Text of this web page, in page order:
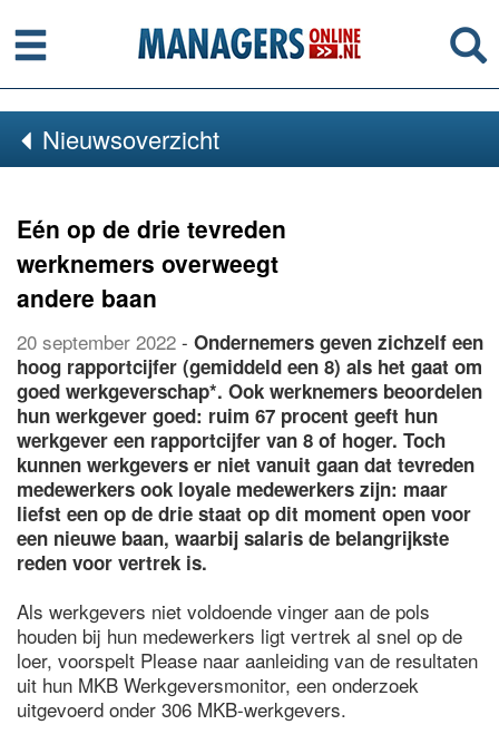
Menu
Nieuwsoverzicht
Eén op de drie tevreden
werknemers overweegt
andere baan
20 september 2022 - Ondernemers geven zichzelf een
hoog rapportcijfer (gemiddeld een 8) als het gaat om
goed werkgeverschap*. Ook werknemers beoordelen
hun werkgever goed: ruim 67 procent geeft hun
werkgever een rapportcijfer van 8 of hoger. Toch
kunnen werkgevers er niet vanuit gaan dat tevreden
medewerkers ook loyale medewerkers zijn: maar
liefst een op de drie staat op dit moment open voor
een nieuwe baan, waarbij salaris de belangrijkste
reden voor vertrek is.
Als werkgevers niet voldoende vinger aan de pols
houden bij hun medewerkers ligt vertrek al snel op de
loer, voorspelt Please naar aanleiding van de resultaten
uit hun MKB Werkgeversmonitor, een onderzoek
uitgevoerd onder 306 MKB-werkgevers.